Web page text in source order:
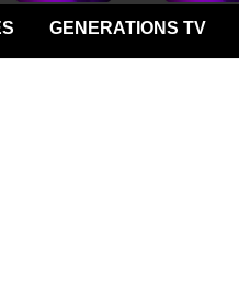
GENERATIONS TV